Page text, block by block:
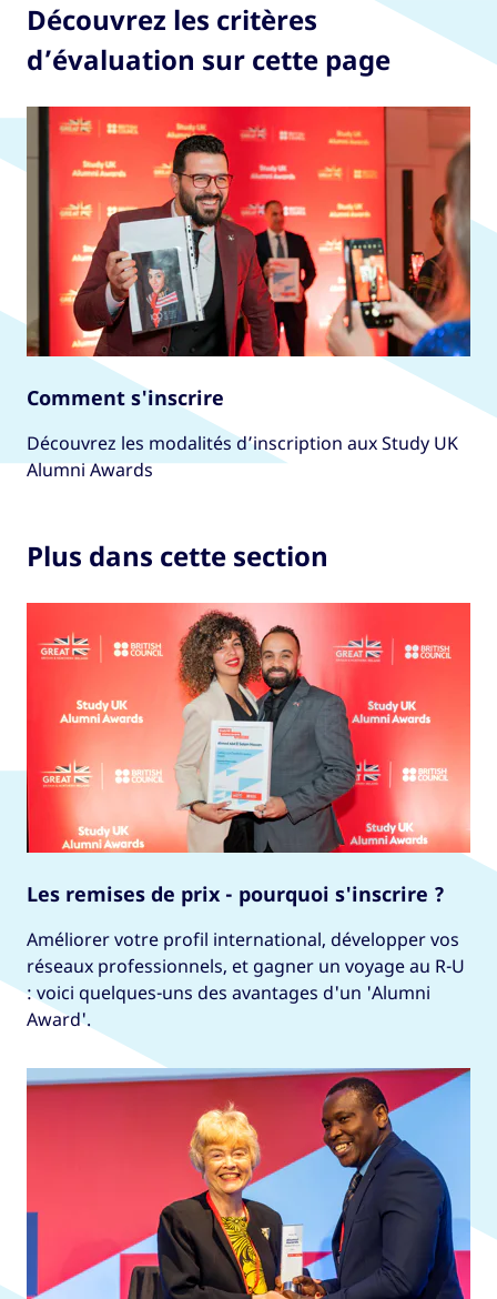
Découvrez les critères
d’évaluation sur cette page
Comment s'inscrire
Découvrez les modalités d’inscription aux Study UK
Alumni Awards
Plus dans cette section
Les remises de prix - pourquoi s'inscrire ?
Améliorer votre profil international, développer vos
réseaux professionnels, et gagner un voyage au R-U
: voici quelques-uns des avantages d'un 'Alumni
Award'.